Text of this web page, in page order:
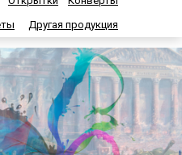
Другая продукция